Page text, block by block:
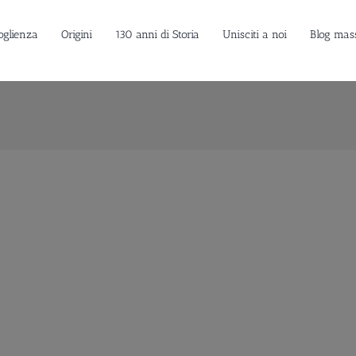
Origini 130 anni di Storia Unisciti a noi Blog